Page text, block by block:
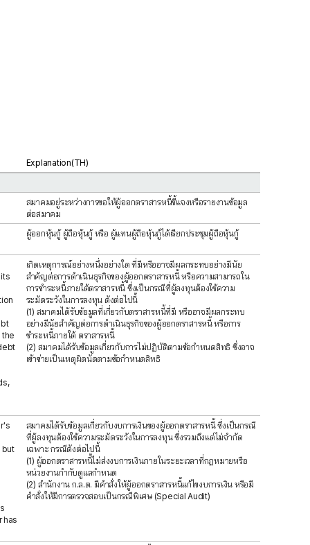
Explanation(TH)
สมาคมอยู่ระหว่างการขอให้ผู้ออกตราสารหนี้ชี้แจงหรือรายงานข้อมูล
ต่อสมาคม
ผู้ออกหุ้นกู้ ผู้ถือหุ้นกู้ หรือ ผู้แทนผู้ถือหุ้นกู้ได้เรียกประชุมผู้ถือหุ้นกู้
the
เกิดเหตุการณ์อย่างหนึ่งอย่างใด ที่มีหรืออาจมีผลกระทบอย่างมีนัย
สำคัญต่อการดำเนินธุรกิจของผู้ออกตราสารหนี้ หรือความสามารถใน
การชำระหนี้ภายใต้ตราสารหนี้ ซึ่งเป็นกรณีที่ผู้ลงทุนต้องใช้ความ
ระมัดระวังในการลงทุน ดังต่อไปนี้
(1) สมาคมได้รับข้อมูลที่เกี่ยวกับตราสารหนี้ที่มี หรืออาจมีผลกระทบ
อย่างมีนัยสำคัญต่อการดำเนินธุรกิจของผู้ออกตราสารหนี้ หรือการ
ชำระหนี้ภายใต้ ตราสารหนี้
(2) สมาคมได้รับข้อมูลเกี่ยวกับการไม่ปฏิบัติตามข้อกำหนดสิทธิ ซึ่งอาจ
เข้าข่ายเป็นเหตุผิดนัดตามข้อกำหนดสิทธิ
but
has
สมาคมได้รับข้อมูลเกี่ยวกับงบการเงินของผู้ออกตราสารหนี้ ซึ่งเป็นกรณี
ที่ผู้ลงทุนต้องใช้ความระมัดระวังในการลงทุน ซึ่งรวมถึงแต่ไม่จำกัด
เฉพาะ กรณีดังต่อไปนี้
(1) ผู้ออกตราสารหนี้ไม่ส่งงบการเงินภายในระยะเวลาที่กฎหมายหรือ
หน่วยงานกำกับดูแลกำหนด
(2) สำนักงาน ก.ล.ต. มีคำสั่งให้ผู้ออกตราสารหนี้แก้ไขงบการเงิน หรือมี
คำสั่งให้มีการตรวจสอบเป็นกรณีพิเศษ (Special Audit)